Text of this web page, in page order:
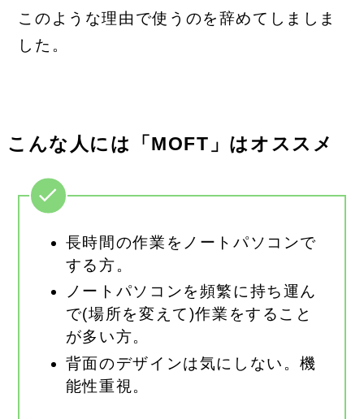
このような理由で使うのを辞めてしましま
した。
こんな人には「MOFT」はオススメ
長時間の作業をノートパソコンで
する方。
ノートパソコンを頻繁に持ち運ん
で(場所を変えて)作業をすること
が多い方。
背面のデザインは気にしない。機
能性重視。